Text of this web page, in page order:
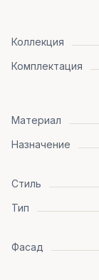
Коллекция
Комплектация
Материал
Назначение
Стиль
Тип
Фасад